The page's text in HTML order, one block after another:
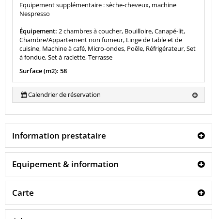
Equipement supplémentaire : sèche-cheveux, machine
Nespresso
Équipement: 2 chambres à coucher, Bouilloire, Canapé-lit,
Chambre/Appartement non fumeur, Linge de table et de
cuisine, Machine à café, Micro-ondes, Poêle, Réfrigérateur, Set
à fondue, Set à raclette, Terrasse
Surface (m2): 58
Calendrier de réservation
Information prestataire
Equipement & information
Carte